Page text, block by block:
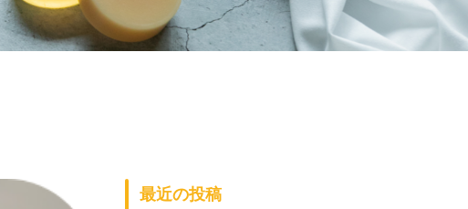
最近の投稿